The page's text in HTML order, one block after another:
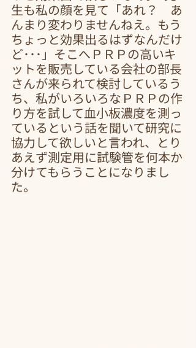
生も私の顔を見て「あれ？　あ
んまり変わりませんねえ。もう
ちょっと効果出るはずなんだけ
ど･･･」そこへＰＲＰの高いキ
ットを販売している会社の部長
さんが来られて検討しているう
ち、私がいろいろなＰＲＰの作
り方を試して血小板濃度を測っ
ているという話を聞いて研究に
協力して欲しいと言われ、とり
あえず測定用に試験管を何本か
分けてもらうことになりまし
た。